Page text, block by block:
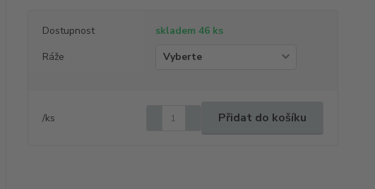
Dostupnost
skladem 46 ks
Ráže
/ks Přidat do košíku